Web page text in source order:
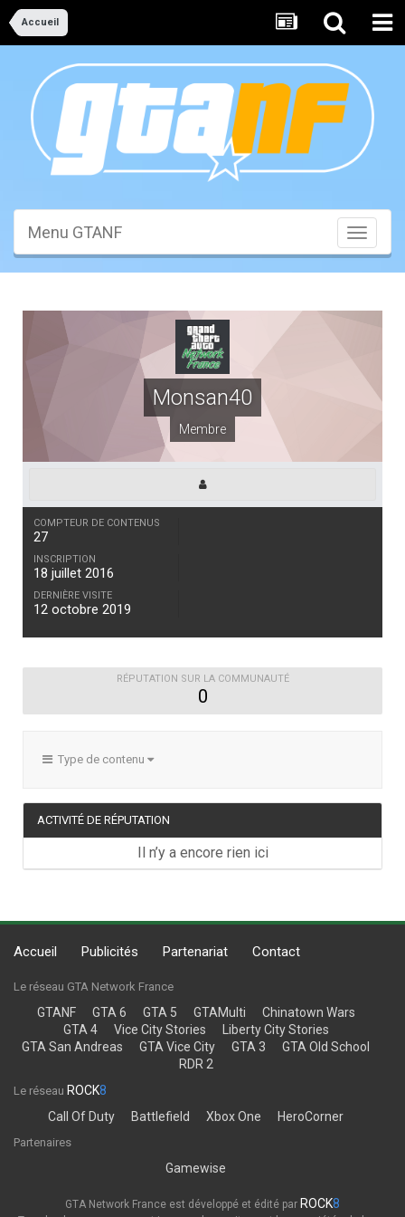
Accueil
Toggle
Menu GTANF
Monsan40
Membre
COMPTEUR DE CONTENUS
27
INSCRIPTION
18 juillet 2016
DERNIÈRE VISITE
12 octobre 2019
RÉPUTATION SUR LA COMMUNAUTÉ
0
Type de contenu
ACTIVITÉ DE RÉPUTATION
Il n’y a encore rien ici
Accueil Publicités Partenariat Contact
Le réseau GTA Network France
GTANF GTA 6 GTA 5 GTAMulti
Chinatown Wars
GTA 4
Vice City Stories
Liberty City Stories
GTA San Andreas
GTA Vice City GTA 3
GTA Old School
RDR 2
Le réseau ROCK8
Call Of Duty
Battlefield Xbox One HeroCorner
Partenaires
Gamewise
GTA Network France est développé et édité par ROCK8